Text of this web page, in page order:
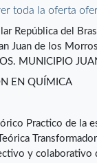
toda la oferta
República del
Juan de los
MUNICIPIO
EN QUÍMICA
Practico de la
y colaborativo